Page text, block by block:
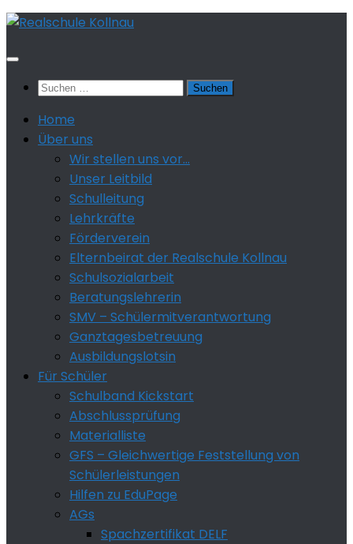
Zum
springen
Suchen
Home
Über uns
Wir stellen uns vor…
Unser Leitbild
Schulleitung
Lehrkräfte
Förderverein
Elternbeirat der Realschule Kollnau
Schulsozialarbeit
Beratungslehrerin
SMV – Schülermitverantwortung
Ganztagesbetreuung
Ausbildungslotsin
Für Schüler
Schulband Kickstart
Abschlussprüfung
Materialliste
GFS – Gleichwertige Feststellung von
Schülerleistungen
Hilfen zu EduPage
AGs
Spachzertifikat DELF